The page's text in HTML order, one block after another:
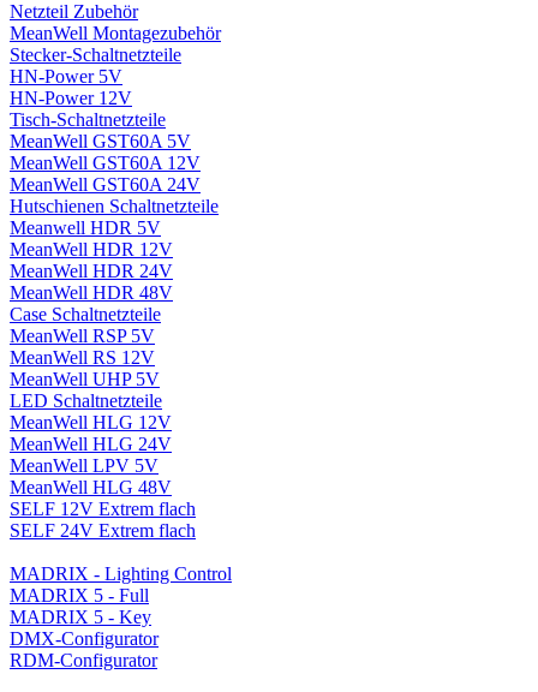
Netzteil Zubehör
MeanWell Montagezubehör
Stecker-Schaltnetzteile
HN-Power 5V
HN-Power 12V
Tisch-Schaltnetzteile
MeanWell GST60A 5V
MeanWell GST60A 12V
MeanWell GST60A 24V
Hutschienen Schaltnetzteile
Meanwell HDR 5V
MeanWell HDR 12V
MeanWell HDR 24V
MeanWell HDR 48V
Case Schaltnetzteile
MeanWell RSP 5V
MeanWell RS 12V
MeanWell UHP 5V
LED Schaltnetzteile
MeanWell HLG 12V
MeanWell HLG 24V
MeanWell LPV 5V
MeanWell HLG 48V
SELF 12V Extrem flach
SELF 24V Extrem flach
MADRIX - Lighting Control
MADRIX 5 - Full
MADRIX 5 - Key
DMX-Configurator
RDM-Configurator